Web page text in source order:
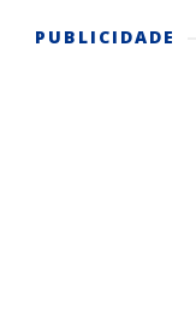
PUBLICIDADE